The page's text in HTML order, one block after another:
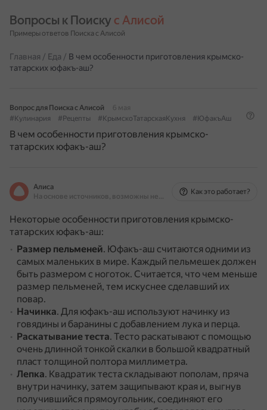
Вопросы к Поиску с Алисой
Примеры ответов Поиска с Алисой
Главная / Еда / В чем особенности приготовления крымско-
татарских юфакъ-аш?
Вопрос для Поиска с Алисой
6 мая
#Кулинария
#Рецепты #КрымскоТатарскаяКухня #ЮфакъАш
В чем особенности приготовления крымско-
татарских юфакъ-аш?
Алиса
На основе источников, возможны неточности
Как это работает?
Некоторые особенности приготовления крымско-
татарских юфакъ-аш:
Размер пельменей. Юфакъ-аш считаются одними из
самых маленьких в мире. Каждый пельмешек должен
быть размером с ноготок. Считается, что чем меньше
размер пельменей, тем искуснее сделавший их
повар.
Начинка. Для юфакъ-аш используют начинку из
говядины и баранины с добавлением лука и перца.
Раскатывание теста. Тесто раскатывают с помощью
очень длинной тонкой скалки в большой квадратный
пласт толщиной полтора миллиметра.
Лепка. Квадратик теста складывают пополам, пряча
внутри начинку, затем защипывают края и, выгнув
получившийся прямоугольник, соединяют его